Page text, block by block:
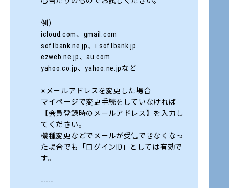
例）
icloud.com、gmail.com
softbank.ne.jp、i.softbank.jp
ezweb.ne.jp、au.com
yahoo.co.jp、yahoo.ne.jpなど
※メールアドレスを変更した場合
マイページで変更手続をしていなければ
【会員登録時のメールアドレス】を入力し
てください。
機種変更などでメールが受信できなくなっ
た場合でも「ログインID」としては有効で
す。
-----